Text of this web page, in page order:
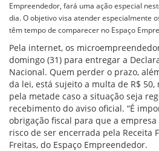
Empreendedor, fará uma ação especial
dia. O objetivo visa atender especialmente
têm tempo de comparecer no Espaço
Pela internet, os
domingo (31) para entregar a
Nacional. Quem perder o prazo,
da lei, está sujeito a multa de R$
pela metade caso a situação seja
recebimento do aviso oficial. “É
obrigação fiscal para que a
risco de ser encerrada pela Receita
Freitas, do Espaço Empreendedor.